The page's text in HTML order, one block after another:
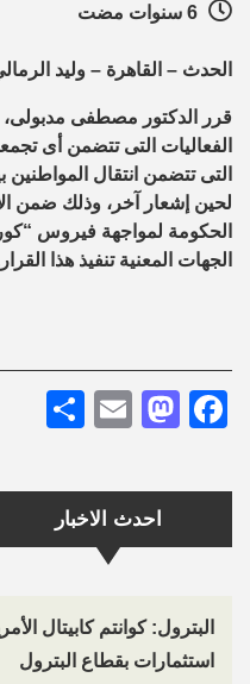
احدث الاخبار
البترول: كوانتم كابيتال
استثمارات بقطاع البترول
الحدث – القاهرة – وليد
قرر الدكتور مصطفى
الفعاليات التى تتضمن أى
التى تتضمن انتقال
لحين إشعار آخر، وذلك ضمن
الحكومة لمواجهة فيروس
الجهات المعنية تنفيذ هذا
Facebook
Email